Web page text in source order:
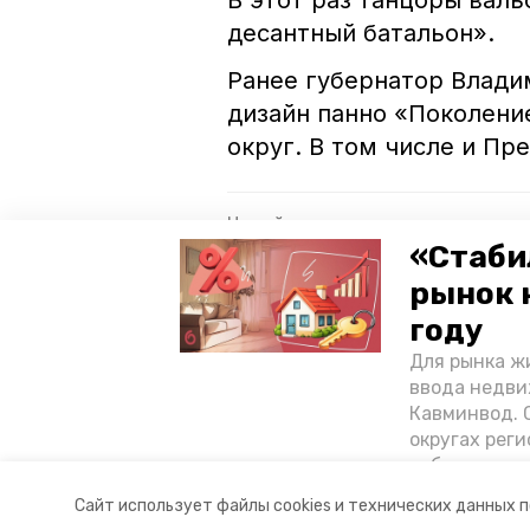
Сайт использует файлы cookies и технических данных
рынок
году
Для рынка
ввода
Кавминвод.
округах
десантный батальон».
Ранее губернатор
дизайн панно
округ. В том числе и
Читайте также:
Губернатор Ставрополья
преддверии 9 Мая
Губернатор Ставрополья
В Подмосковье казаки из